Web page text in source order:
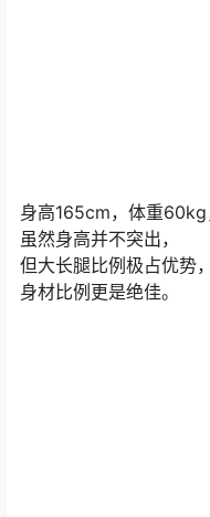
身高165cm，体重60kg
虽然身高并不突出，
但大长腿比例极占优势，
身材比例更是绝佳。